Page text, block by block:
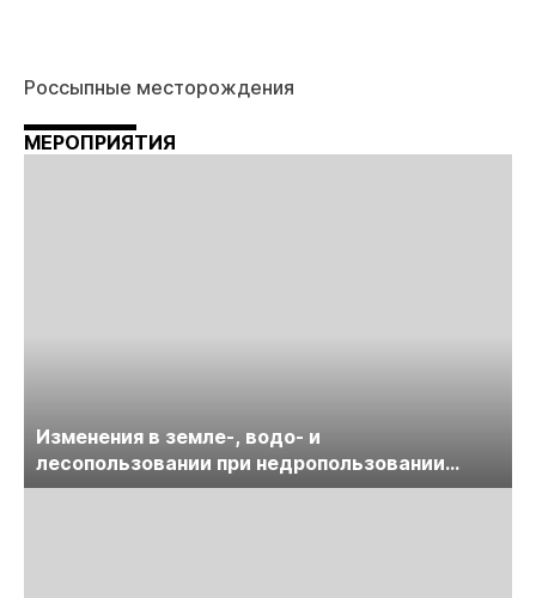
Россыпные месторождения
МЕРОПРИЯТИЯ
Изменения в земле-, водо- и
лесопользовании при недропользовании
обсудят на семинаре «ПравоТЭК»